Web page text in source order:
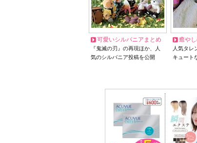
可愛いシルバニアまとめ
『鬼滅の刃』の再現ほか、人
気のシルバニア投稿を公開
癒や
人気タレ
キュート